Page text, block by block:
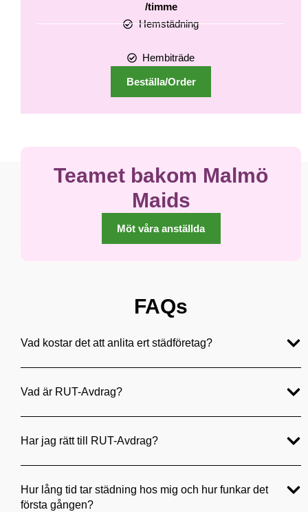
/timme
Hemstädning
Hembiträde
Beställa/Order
Teamet bakom Malmö
Maids
Möt våra anställda
FAQs
Vad kostar det att anlita ert städföretag?
Vad är RUT-Avdrag?
Har jag rätt till RUT-Avdrag?
Hur lång tid tar städning hos mig och hur funkar det
första gången?